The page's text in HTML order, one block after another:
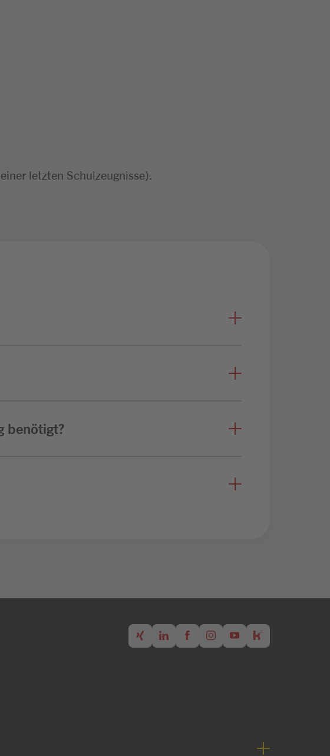
letzten Schulzeugnisse).
benötigt?